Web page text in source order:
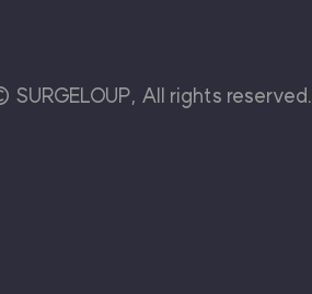
All rights reserved.